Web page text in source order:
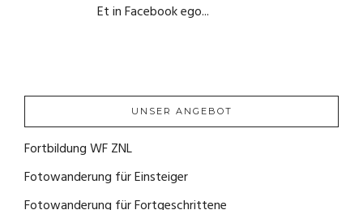
Et in Facebook ego...
UNSER ANGEBOT
Fortbildung WF ZNL
Fotowanderung für Einsteiger
Fotowanderung für Fortgeschrittene